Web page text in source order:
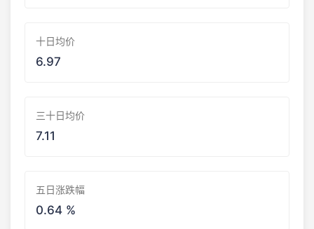
十日均价
6.97
三十日均价
7.11
五日涨跌幅
0.64 %